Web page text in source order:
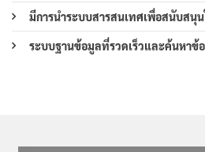
มีการนำระบบสารสนเทศเพื่อสนับสนุน
ระบบฐานข้อมูลที่รวดเร็วและค้นหาข้